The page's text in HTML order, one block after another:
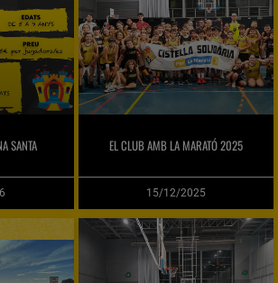
SANTA EL CLUB AMB LA MARATÓ 2025
15/12/2025